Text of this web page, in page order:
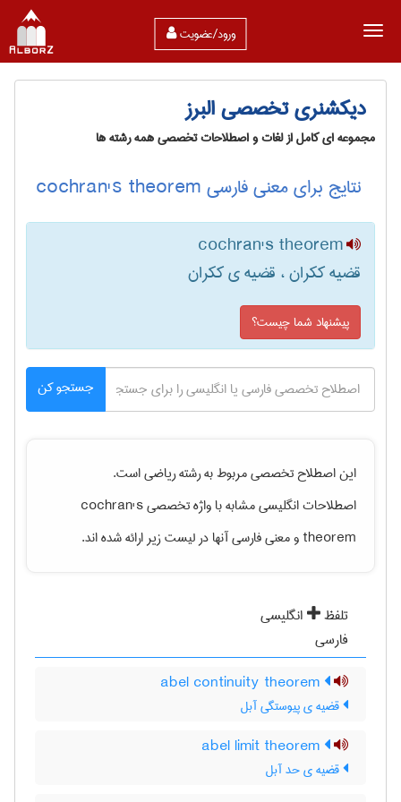
ورود/عضویت
دیکشنری تخصصی البرز
مجموعه ای کامل از لغات و اصطلاحات تخصصی همه رشته ها
نتایج برای معنی فارسی cochran's theorem
cochran's theorem
قضیه ککران ، قضیه ی ککران
پیشنهاد شما چیست؟
جستجو کن
این اصطلاح تخصصی مربوط به رشتهرياضیاست.
اصطلاحات انگلیسی مشابه با واژه تخصصیcochran's
theoremو معنی فارسی آنها در لیست زیر ارائه شده اند.
تلفظ
انگلیسی
فارسی
قضیه ی پیوستگی آبل
قضیه ی حد آبل